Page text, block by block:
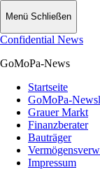
Menü Schließen
Confidential News
GoMoPa-News
Startseite
GoMoPa-
Grauer Markt
Finanzberater
Bauträger
Impressum